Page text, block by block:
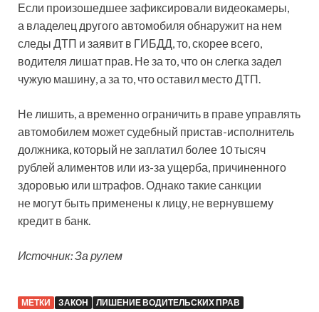
Если произошедшее зафиксировали видеокамеры,
а владелец другого автомобиля обнаружит на нем
следы ДТП и заявит в ГИБДД, то, скорее всего,
водителя лишат прав. Не за то, что он слегка задел
чужую машину, а за то, что оставил место ДТП.
Не лишить, а временно ограничить в праве управлять
автомобилем может судебный пристав-исполнитель
должника, который не заплатил более 10 тысяч
рублей алиментов или из-за ущерба, причиненного
здоровью или штрафов. Однако такие санкции
не могут быть применены к лицу, не вернувшему
кредит в банк.
Источник: За рулем
МЕТКИ ЗАКОН ЛИШЕНИЕ ВОДИТЕЛЬСКИХ ПРАВ